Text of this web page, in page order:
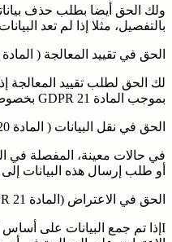
بالتفصيل، مثلا إذا لم تعد
الحق في تقييد المعالجة ( المادة 18 GDPR)
بموجب المادة 21 GDPR بخصوص مدة أي استفسار بشأن ما إذا كانت مصالحنا المشروعة تفوق مصالحكم.
الحق في نقل البيانات ( المادة 20 GDPR)
أو طلب إرسال هذه البيانات
الحق في الاعتراض (المادة 21 GDPR):